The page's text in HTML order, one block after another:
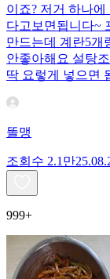
이죠? 저거 하나
다고보면됩니다~
만드는데 계란5개
안좋아해요 설탕
딱 요렇게 넣으면
똘맹
조회수 2.1만
999+